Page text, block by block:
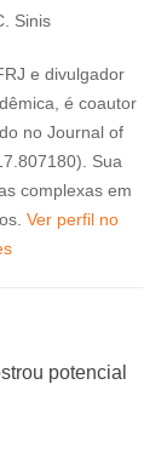
Sinis
e divulgador
é coautor
no Journal of
Sua
complexas em
Ver perfil no
potencial